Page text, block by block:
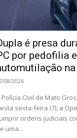
é presa
por pedofilia
08/2026
Polícia Civil de Mato
sexta-feira (7), a
ordens judiciais
uma...